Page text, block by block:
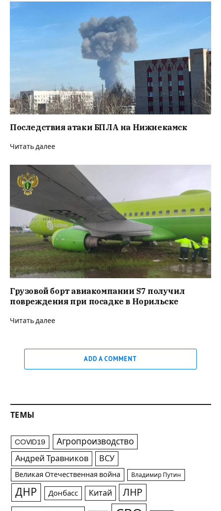
Последствия атаки БПЛА на Нижнекамск
Читать далее
Грузовой борт авиакомпании S7 получил
повреждения при посадке в Норильске
Читать далее
ADD A COMMENT
ТЕМЫ
COVID19 Агропроизводство
Андрей Травников ВСУ
Великая Отечественная война Владимир Путин
ДНР Донбасс Китай ЛНР